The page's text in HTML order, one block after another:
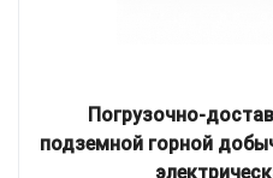
Погрузочно-
подземной горной